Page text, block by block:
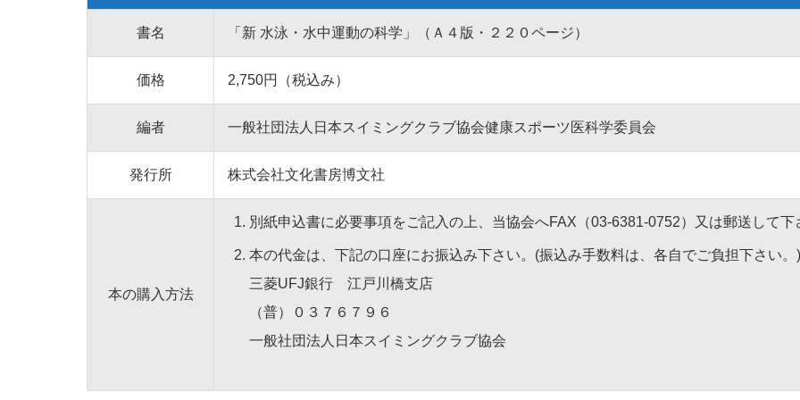
書名 「新 水泳・水中運動の科学」（Ａ４版・２２０ページ）
価格 2,750円（税込み）
編者 一般社団法人日本スイミングクラブ協会健康スポーツ医科学委員会
発行所 株式会社文化書房博文社
本の購入方法
別紙申込書に必要事項をご記入の上、当協会へFAX（03-6381-0752）又は郵送して下
本の代金は、下記の口座にお振込み下さい。(振込み手数料は、各自でご負担下さい。)
三菱UFJ銀行 江戸川橋支店
（普）０３７６７９６
一般社団法人日本スイミングクラブ協会